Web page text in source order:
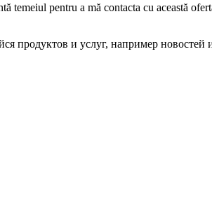
pentru a mă contacta cu această
продуктов и услуг, например новостей